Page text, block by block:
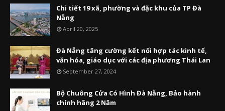
Chi tiết 19 xã, phường và đặc khu của TP Đà
Nẵng
April 20, 2025
Đà Nẵng tăng cường kết nối hợp tác kinh tế,
văn hóa, giáo dục với các địa phương Thái Lan
September 27, 2024
Bộ Chuông Cửa Có Hình Đà Nẵng, Bảo hành
chính hãng 2 Năm